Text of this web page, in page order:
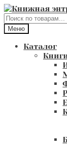
Перейти
к
навигации
Перейти
к
содержимому
Искать:
Меню
Каталог